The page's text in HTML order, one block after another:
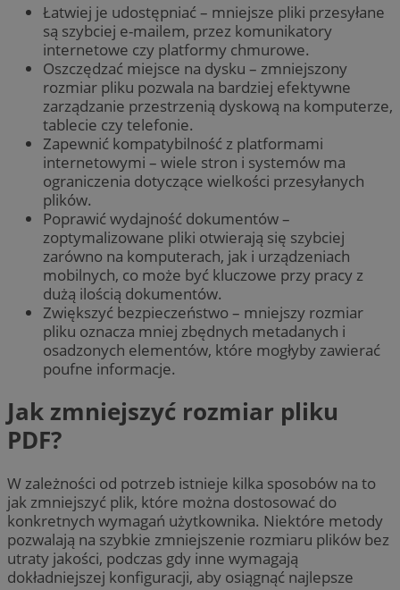
Łatwiej je udostępniać – mniejsze pliki przesyłane
są szybciej e-mailem, przez komunikatory
internetowe czy platformy chmurowe.
Oszczędzać miejsce na dysku – zmniejszony
rozmiar pliku pozwala na bardziej efektywne
zarządzanie przestrzenią dyskową na komputerze,
tablecie czy telefonie.
Zapewnić kompatybilność z platformami
internetowymi – wiele stron i systemów ma
ograniczenia dotyczące wielkości przesyłanych
plików.
Poprawić wydajność dokumentów –
zoptymalizowane pliki otwierają się szybciej
zarówno na komputerach, jak i urządzeniach
mobilnych, co może być kluczowe przy pracy z
dużą ilością dokumentów.
Zwiększyć bezpieczeństwo – mniejszy rozmiar
pliku oznacza mniej zbędnych metadanych i
osadzonych elementów, które mogłyby zawierać
poufne informacje.
Jak zmniejszyć rozmiar pliku
PDF?
W zależności od potrzeb istnieje kilka sposobów na to
jak zmniejszyć plik, które można dostosować do
konkretnych wymagań użytkownika. Niektóre metody
pozwalają na szybkie zmniejszenie rozmiaru plików bez
utraty jakości, podczas gdy inne wymagają
dokładniejszej konfiguracji, aby osiągnąć najlepsze